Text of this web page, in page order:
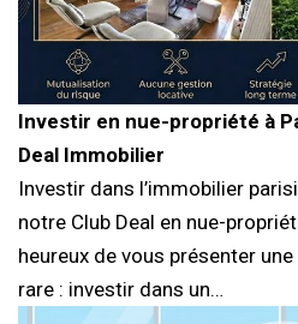
Investir en nue-propriété à
Deal Immobilier
Investir dans l’immobilier
notre Club Deal en nue-
heureux de vous présenter
rare : investir dans un…